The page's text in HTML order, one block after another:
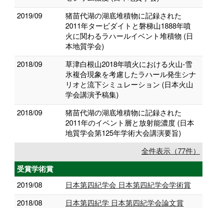
2019/09
猪苗代湖の湖底堆積物に記録された
2011年タービダイトと磐梯山1888年噴
火に関わるラハールイベント堆積物 (日
本地質学会)
2018/09
草津白根山2018年噴火における火山-雪
氷複合現象を考慮したラハール発生シナ
リオと流下シミュレーション (日本火山
学会講演予稿集)
2018/09
猪苗代湖の湖底堆積物に記録された
2011年のイベント層と放射能濃度 (日本
地質学会第125年学術大会講演要旨)
全件表示（77件）
受賞学術賞
2019/08
日本第四紀学会 日本第四紀学会学術賞
2018/08
日本第四紀学 日本第四紀学会論文賞